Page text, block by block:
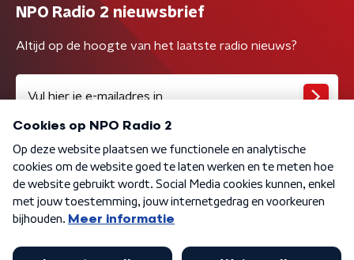
NPO Radio 2 nieuwsbrief
Altijd op de hoogte van het laatste radio nieuws?
Algemene voorwaarden